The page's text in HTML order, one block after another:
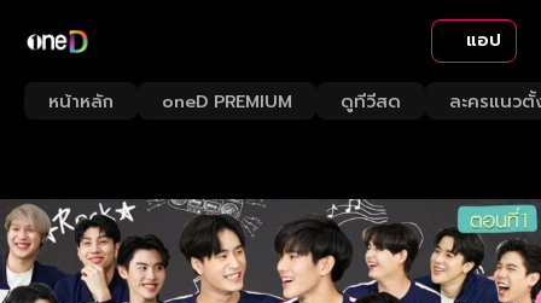
แอป
หน้าหลัก oneD PREMIUM ดูทีวีสด ละครแนวตั้